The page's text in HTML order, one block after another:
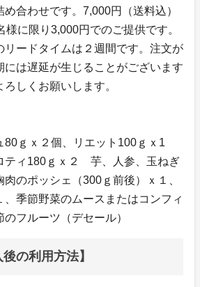
合わせです。7,000円（送料込）
に限り3,000円でのご提供です。
リードタイムは２週間です。注文が
には遅延が生じることがございます
しくお願いします。
80ｇｘ２個、リエット100ｇｘ1
ティ180ｇｘ２ 芋、人参、玉ねぎ
のポッシェ（300ｇ前後）ｘ１、
季節野菜のムースまたはコンフィ
フルーツ（デセール）
の利用方法】